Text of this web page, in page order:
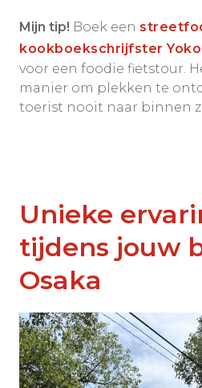
Mijn tip! Boek een
kookboekschrijfster Yoko
voor een foodie fietstour.
manier om plekken te
toerist nooit naar binnen
Unieke
tijdens jouw
Osaka